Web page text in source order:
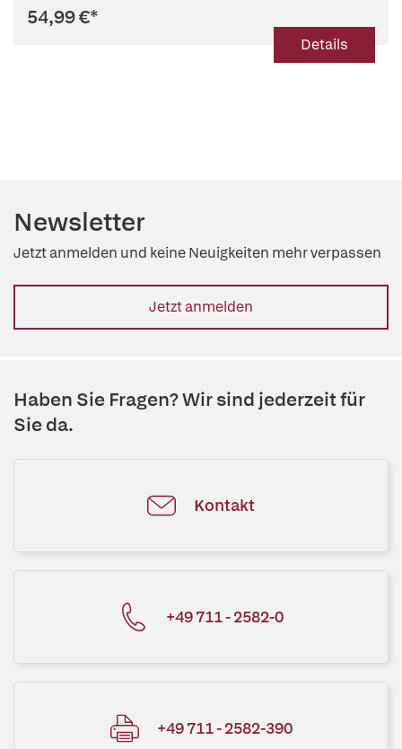
54,99 €*
Details
Newsletter
Jetzt anmelden und keine Neuigkeiten mehr verpassen
Jetzt anmelden
Haben Sie Fragen? Wir sind jederzeit für
Sie da.
Kontakt
+49 711 - 2582-0
+49 711 - 2582-390